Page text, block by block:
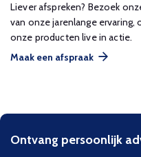
Liever afspreken? Bezoek
van onze jarenlange
onze producten live in actie.
Maak een afspraak
Ontvang persoonlijk